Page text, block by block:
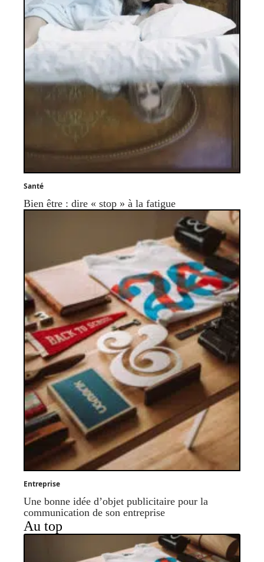
Santé
Bien être : dire « stop » à la fatigue
Entreprise
Une bonne idée d’objet publicitaire pour la
communication de son entreprise
Au top